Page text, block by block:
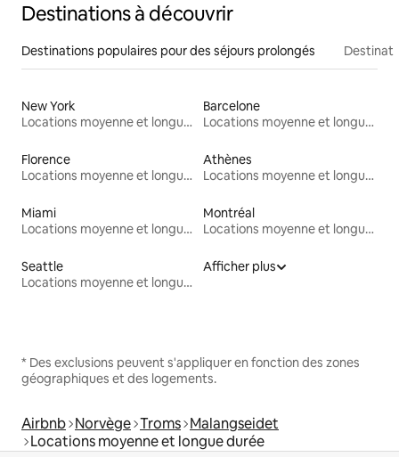
Destinations à découvrir
Destinations populaires pour des séjours prolongés
New York
Locations moyenne et longue durée
Barcelone
Locations moyenne et longue durée
Florence
Locations moyenne et longue durée
Athènes
Locations moyenne et longue durée
Miami
Locations moyenne et longue durée
Montréal
Locations moyenne et longue durée
Seattle
Locations moyenne et longue durée
Afficher plus
* Des exclusions peuvent s'appliquer en fonction des zones
géographiques et des logements.
Airbnb Norvège Troms Malangseidet
Locations moyenne et longue durée